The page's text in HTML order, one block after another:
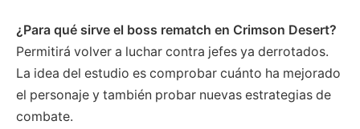
¿Para qué sirve el boss rematch en Crimson Desert?
Permitirá volver a luchar contra jefes ya derrotados.
La idea del estudio es comprobar cuánto ha mejorado
el personaje y también probar nuevas estrategias de
combate.